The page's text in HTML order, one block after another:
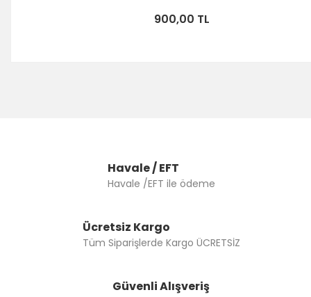
900,00 TL
Havale / EFT
Havale /EFT ile ödeme
Ücretsiz Kargo
Tüm Siparişlerde Kargo ÜCRETSİZ
Güvenli Alışveriş